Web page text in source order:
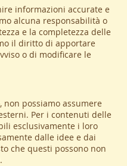
informazioni accurate e
alcuna responsabilità o
e la completezza delle
il diritto di apportare
o di modificare le
possiamo assumere
Per i contenuti delle
esclusivamente i loro
dalle idee e dai
che questi possono non